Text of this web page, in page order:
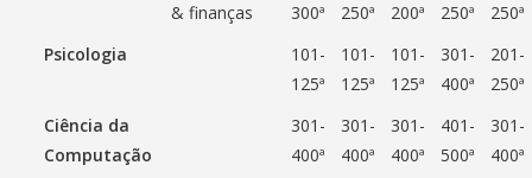
& finanças
300ª
250ª
200ª
250ª
250ª
Psicologia
101-
125ª
101-
125ª
101-
125ª
301-
400ª
201-
250ª
Ciência da
Computação
301-
400ª
301-
400ª
301-
400ª
401-
500ª
301-
400ª